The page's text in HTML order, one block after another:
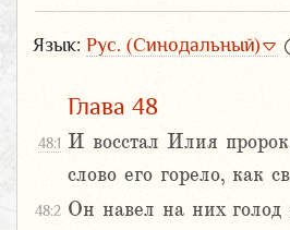
Язык: Рус. (Синодальный)
Глава 48
48:1 И восстал Илия
слово его горело, как
48:2 Он навел на них голод